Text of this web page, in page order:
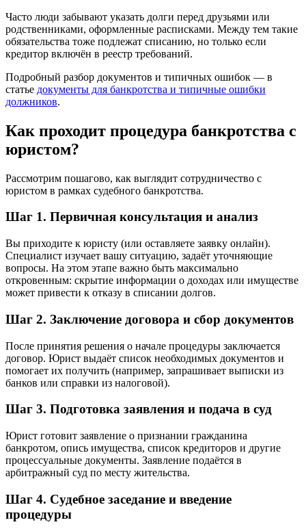
Часто люди забывают указать долги перед друзьями или
родственниками, оформленные расписками. Между тем такие
обязательства тоже подлежат списанию, но только если
кредитор включён в реестр требований.
Подробный разбор документов и типичных ошибок — в
статье документы для банкротства и типичные ошибки
должников.
Как проходит процедура банкротства с
юристом?
Рассмотрим пошагово, как выглядит сотрудничество с
юристом в рамках судебного банкротства.
Шаг 1. Первичная консультация и анализ
Вы приходите к юристу (или оставляете заявку онлайн).
Специалист изучает вашу ситуацию, задаёт уточняющие
вопросы. На этом этапе важно быть максимально
откровенным: скрытие информации о доходах или имуществе
может привести к отказу в списании долгов.
Шаг 2. Заключение договора и сбор документов
После принятия решения о начале процедуры заключается
договор. Юрист выдаёт список необходимых документов и
помогает их получить (например, запрашивает выписки из
банков или справки из налоговой).
Шаг 3. Подготовка заявления и подача в суд
Юрист готовит заявление о признании гражданина
банкротом, опись имущества, список кредиторов и другие
процессуальные документы. Заявление подаётся в
арбитражный суд по месту жительства.
Шаг 4. Судебное заседание и введение
процедуры